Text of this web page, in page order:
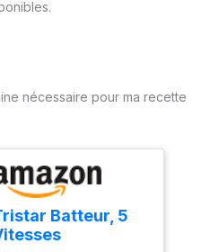
nécessaire pour ma recette
Batteur, 5